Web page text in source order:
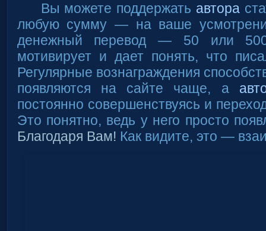
Вы можете поддержать автора
любую сумму — на ваше
денежный перевод — 50 или
мотивирует и дает понять, что
Регулярные вознаграждения
появляются на сайте чаще, а
постоянно совершенствуясь и
Это понятно, ведь у него просто
Благодаря Вам! Как видите, это —